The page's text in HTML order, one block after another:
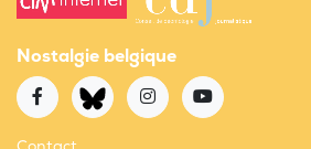
Nostalgie belgique